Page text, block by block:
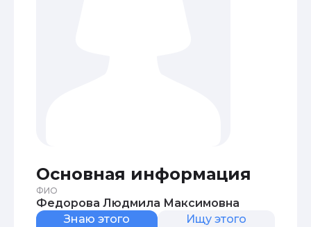
Основная информация
ФИО
Федорова Людмила Максимовна
Знаю этого
Ищу этого